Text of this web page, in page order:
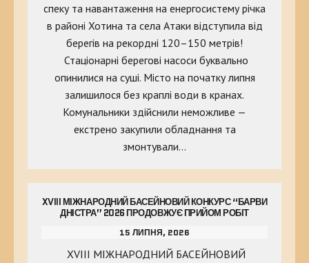
спеку та навантаження на енергосистему річка
в районі Хотина та села Атаки відступила від
берегів на рекордні 120–150 метрів!
Стаціонарні берегові насоси буквально
опинилися на суші. Місто на початку липня
залишилося без краплі води в кранах.
Комунальники здійснили неможливе —
екстрено закупили обладнання та
змонтували…
XVIII МІЖНАРОДНИЙ БАСЕЙНОВИЙ КОНКУРС “БАРВИ
ДНІСТРА” 2026 ПРОДОВЖУЄ ПРИЙОМ РОБІТ
15 ЛИПНЯ, 2026
XVIII МІЖНАРОДНИЙ БАСЕЙНОВИЙ